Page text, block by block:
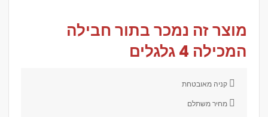
מוצר זה נמכר בתור חבילה
המכילה 4 גלגלים
קניה מאובטחת
מחיר משתלם